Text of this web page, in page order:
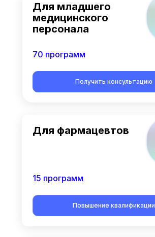
Для младшего
медицинского
персонала
70 программ
Получить консультацию
Для фармацевтов
Повышение квалификации
15 программ